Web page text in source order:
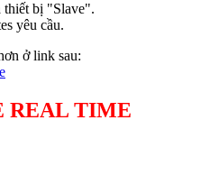
thiết bị "Slave".
yêu cầu.
ở link sau:
REAL TIME